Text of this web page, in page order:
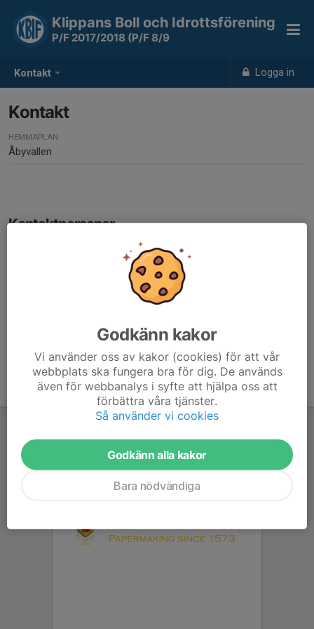
Kontakt Logga in
Klippans Boll och Idrottsförening
P/F 2017/2018 (P/F 8/9
Kontakt
HEMMAPLAN
Åbyvallen
Kontaktpersoner
abdi-city@hotmail.com
Godkänn kakor
Vi använder oss av kakor (cookies) för att vår
webbplats ska fungera bra för dig. De används
även för webbanalys i syfte att hjälpa oss att
förbättra våra tjänster.
Så använder vi cookies
Godkänn alla kakor
Bara nödvändiga